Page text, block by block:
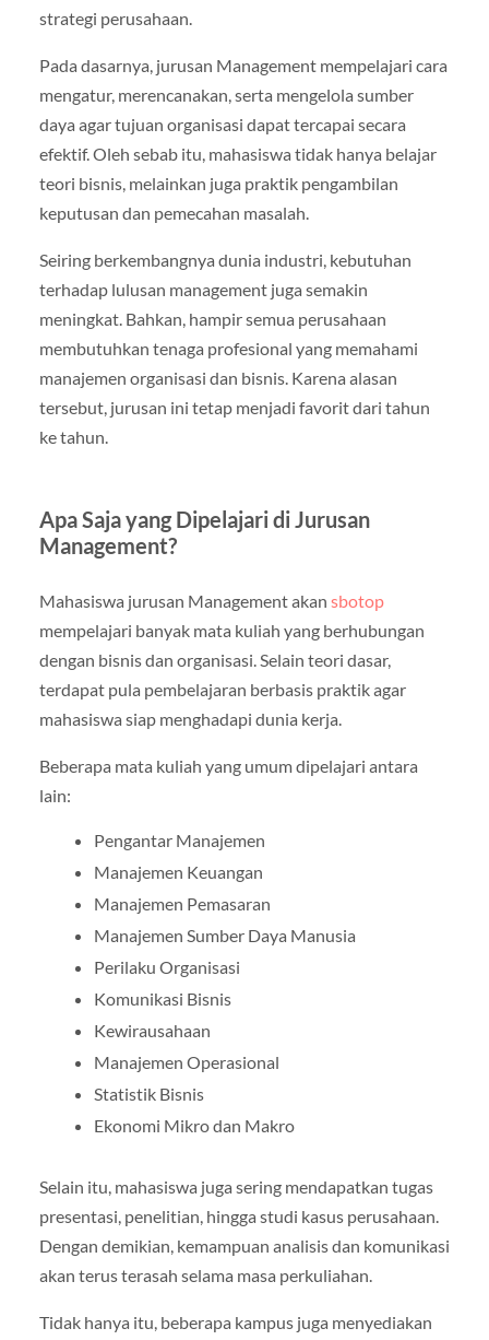
strategi perusahaan.
Pada dasarnya, jurusan Management mempelajari cara
mengatur, merencanakan, serta mengelola sumber
daya agar tujuan organisasi dapat tercapai secara
efektif. Oleh sebab itu, mahasiswa tidak hanya belajar
teori bisnis, melainkan juga praktik pengambilan
keputusan dan pemecahan masalah.
Seiring berkembangnya dunia industri, kebutuhan
terhadap lulusan management juga semakin
meningkat. Bahkan, hampir semua perusahaan
membutuhkan tenaga profesional yang memahami
manajemen organisasi dan bisnis. Karena alasan
tersebut, jurusan ini tetap menjadi favorit dari tahun
ke tahun.
Apa Saja yang Dipelajari di Jurusan
Management?
Mahasiswa jurusan Management akan sbotop
mempelajari banyak mata kuliah yang berhubungan
dengan bisnis dan organisasi. Selain teori dasar,
terdapat pula pembelajaran berbasis praktik agar
mahasiswa siap menghadapi dunia kerja.
Beberapa mata kuliah yang umum dipelajari antara
lain:
Pengantar Manajemen
Manajemen Keuangan
Manajemen Pemasaran
Manajemen Sumber Daya Manusia
Perilaku Organisasi
Komunikasi Bisnis
Kewirausahaan
Manajemen Operasional
Statistik Bisnis
Ekonomi Mikro dan Makro
Selain itu, mahasiswa juga sering mendapatkan tugas
presentasi, penelitian, hingga studi kasus perusahaan.
Dengan demikian, kemampuan analisis dan komunikasi
akan terus terasah selama masa perkuliahan.
Tidak hanya itu, beberapa kampus juga menyediakan